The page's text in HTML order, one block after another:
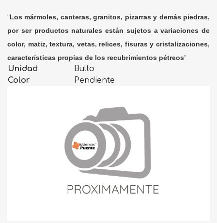
"Los mármoles, canteras, granitos, pizarras y demás piedras,
por ser productos naturales están sujetos a variaciones de
color, matiz, textura, vetas, relices, fisuras y cristalizaciones,
características propias de los recubrimientos pétreos"
Unidad
Bulto
Color
Pendiente